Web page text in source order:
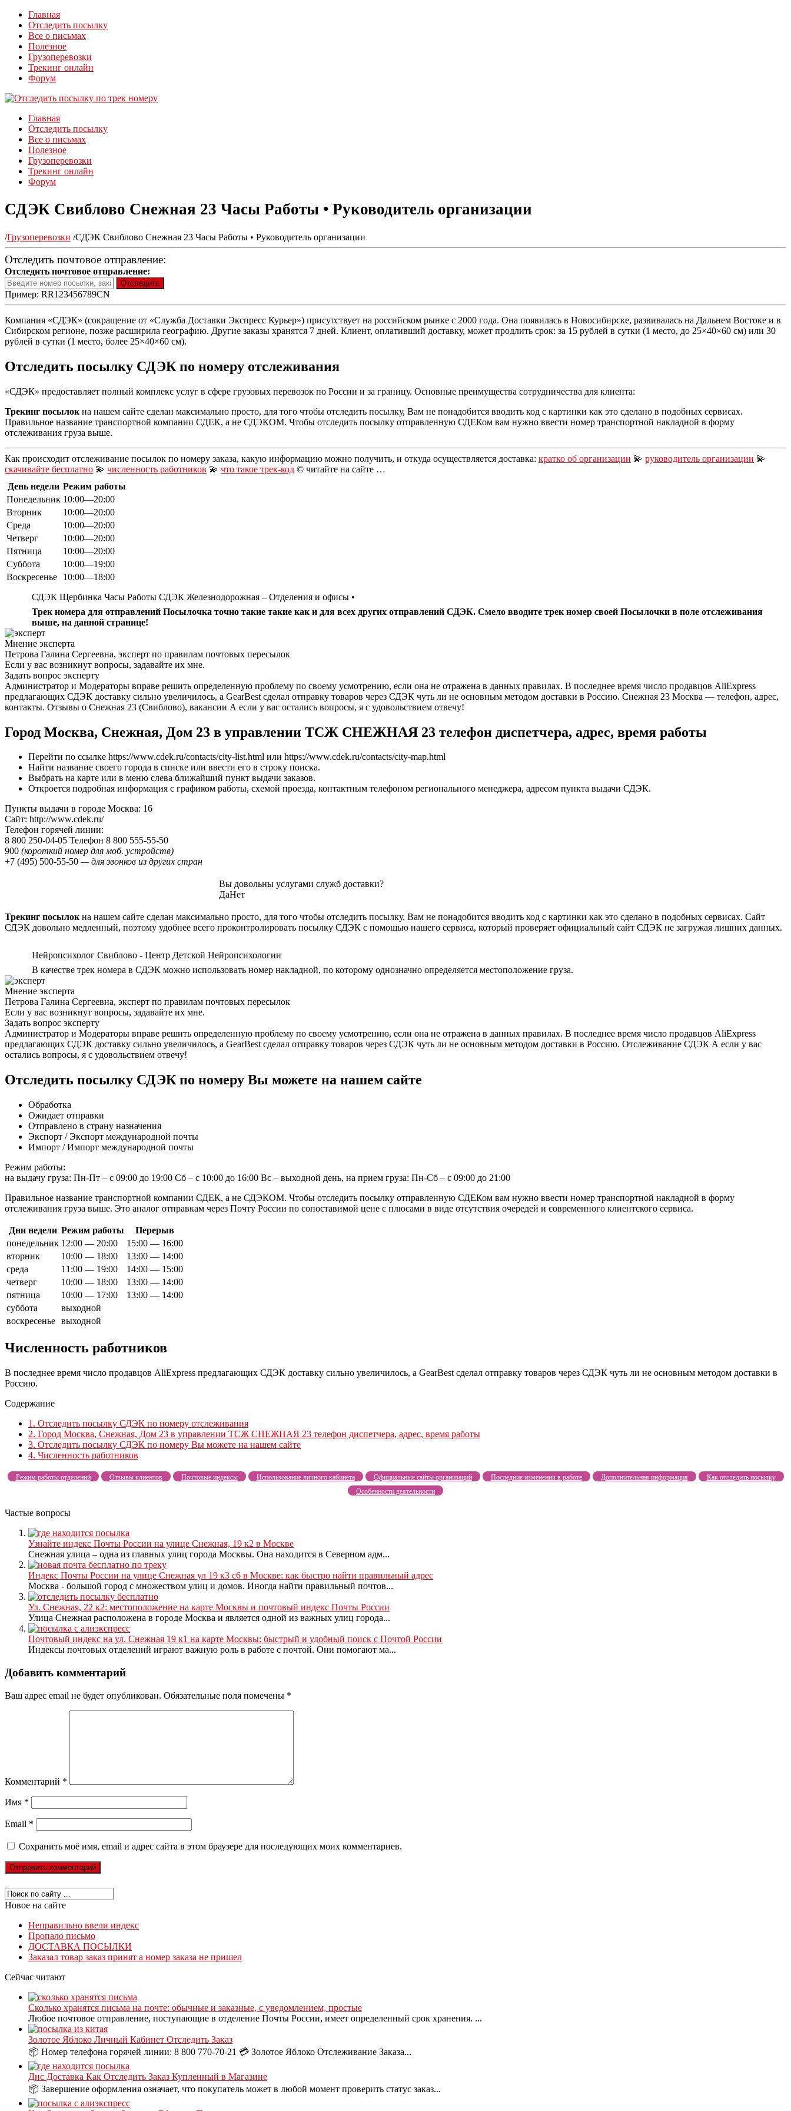
Главная
Отследить посылку
Все о письмах
Полезное
Грузоперевозки
Трекинг онлайн
Форум
Главная
Отследить посылку
Все о письмах
Полезное
Грузоперевозки
Трекинг онлайн
Форум
СДЭК Свиблово Снежная 23 Часы Работы • Руководитель организации
/Грузоперевозки /СДЭК Свиблово Снежная 23 Часы Работы • Руководитель организации
Отследить почтовое отправление:
Отследить почтовое отправление:
Пример: RR123456789CN
Компания «СДЭК» (сокращение от «Служба Доставки Экспресс Курьер») присутствует на российском рынке с 2000 года. Она появилась в Новосибирске, развивалась на Дальнем Востоке и в
Сибирском регионе, позже расширила географию. Другие заказы хранятся 7 дней. Клиент, оплативший доставку, может продлить срок: за 15 рублей в сутки (1 место, до 25×40×60 см) или 30
рублей в сутки (1 место, более 25×40×60 см).
Отследить посылку СДЭК по номеру отслеживания
«СДЭК» предоставляет полный комплекс услуг в сфере грузовых перевозок по России и за границу. Основные преимущества сотрудничества для клиента:
Трекинг посылок на нашем сайте сделан максимально просто, для того чтобы отследить посылку, Вам не понадобится вводить код с картинки как это сделано в подобных сервисах.
Правильное название транспортной компании СДЕК, а не СДЭКОМ. Чтобы отследить посылку отправленную СДЕКом вам нужно ввести номер транспортной накладной в форму
отслеживания груза выше.
Как происходит отслеживание посылок по номеру заказа, какую информацию можно получить, и откуда осуществляется доставка: кратко об организации 💫 руководитель организации 💫
скачивайте бесплатно 💫 численность работников 💫 что такое трек-код © читайте на сайте …
День недели Режим работы
Понедельник 10:00—20:00
Вторник
10:00—20:00
Среда
10:00—20:00
Четверг
10:00—20:00
Пятница
10:00—20:00
Суббота
10:00—19:00
Воскресенье
10:00—18:00
СДЭК Щербинка Часы Работы СДЭК Железнодорожная – Отделения и офисы •
Трек номера для отправлений Посылочка точно такие такие как и для всех других отправлений СДЭК. Смело вводите трек номер своей Посылочки в поле отслеживания
выше, на данной странице!
Мнение эксперта
Петрова Галина Сергеевна, эксперт по правилам почтовых пересылок
Если у вас возникнут вопросы, задавайте их мне.
Задать вопрос эксперту
Администратор и Модераторы вправе решить определенную проблему по своему усмотрению, если она не отражена в данных правилах. В последнее время число продавцов AliExpress
предлагающих СДЭК доставку сильно увеличилось, а GearBest сделал отправку товаров через СДЭК чуть ли не основным методом доставки в Россию. Снежная 23 Москва — телефон, адрес,
контакты. Отзывы о Снежная 23 (Свиблово), вакансии А если у вас остались вопросы, я с удовольствием отвечу!
Город Москва, Снежная, Дом 23 в управлении ТСЖ СНЕЖНАЯ 23 телефон диспетчера, адрес, время работы
Перейти по ссылке https://www.cdek.ru/contacts/city-list.html или https://www.cdek.ru/contacts/city-map.html
Найти название своего города в списке или ввести его в строку поиска.
Выбрать на карте или в меню слева ближайший пункт выдачи заказов.
Откроется подробная информация с графиком работы, схемой проезда, контактным телефоном регионального менеджера, адресом пункта выдачи СДЭК.
Пункты выдачи в городе Москва: 16
Сайт: http://www.cdek.ru/
Телефон горячей линии:
8 800 250-04-05 Телефон 8 800 555-55-50
900 (короткий номер для моб. устройств)
+7 (495) 500-55-50 — для звонков из других стран
Вы довольны услугами служб доставки?
ДаНет
Трекинг посылокна нашем сайте сделан максимально просто, для того чтобы отследить посылку, Вам не понадобится вводить код с картинки как это сделано в подобных сервисах. Сайт
СДЭК довольно медленный, поэтому удобнее всего проконтролировать посылку СДЭК с помощью нашего сервиса, который проверяет официальный сайт СДЭК не загружая лишних данных.
Нейропсихолог Свиблово - Центр Детской Нейропсихологии
В качестве трек номера в СДЭК можно использовать номер накладной, по которому однозначно определяется местоположение груза.
Мнение эксперта
Петрова Галина Сергеевна, эксперт по правилам почтовых пересылок
Если у вас возникнут вопросы, задавайте их мне.
Задать вопрос эксперту
Администратор и Модераторы вправе решить определенную проблему по своему усмотрению, если она не отражена в данных правилах. В последнее время число продавцов AliExpress
предлагающих СДЭК доставку сильно увеличилось, а GearBest сделал отправку товаров через СДЭК чуть ли не основным методом доставки в Россию. Отслеживание СДЭК А если у вас
остались вопросы, я с удовольствием отвечу!
Отследить посылку СДЭК по номеру Вы можете на нашем сайте
Обработка
Ожидает отправки
Отправлено в страну назначения
Экспорт / Экспорт международной почты
Импорт / Импорт международной почты
Режим работы:
на выдачу груза: Пн-Пт – с 09:00 до 19:00 Сб – с 10:00 до 16:00 Вс – выходной день, на прием груза: Пн-Сб – с 09:00 до 21:00
Правильное название транспортной компании СДЕК, а не СДЭКОМ. Чтобы отследить посылку отправленную СДЕКом вам нужно ввести номер транспортной накладной в форму
отслеживания груза выше. Это аналог отправкам через Почту России по сопоставимой цене с плюсами в виде отсутствия очередей и современного клиентского сервиса.
Дни недели Режим работы
Перерыв
понедельник 12:00—20:00 15:00—16:00
вторник
10:00—18:00 13:00—14:00
среда
11:00—19:00 14:00—15:00
четверг
10:00—18:00 13:00—14:00
пятница
10:00—17:00 13:00—14:00
суббота
выходной
воскресенье выходной
Численность работников
В последнее время число продавцов AliExpress предлагающих СДЭК доставку сильно увеличилось, а GearBest сделал отправку товаров через СДЭК чуть ли не основным методом доставки в
Россию.
Содержание
1. Отследить посылку СДЭК по номеру отслеживания
2. Город Москва, Снежная, Дом 23 в управлении ТСЖ СНЕЖНАЯ 23 телефон диспетчера, адрес, время работы
3. Отследить посылку СДЭК по номеру Вы можете на нашем сайте
4. Численность работников
Режим работы отделений Отзывы клиентов Почтовые индексы Использование личного кабинета Официальные сайты организаций Последние изменения в работе Дополнительная информация
Как отследить посылку
Особенности деятельности
Частые вопросы
Узнайте индекс Почты России на улице Снежная, 19 к2 в Москве
Снежная улица – одна из главных улиц города Москвы. Она находится в Северном адм...
Индекс Почты России на улице Снежная ул 19 к3 с6 в Москве: как быстро найти правильный адрес
Москва - большой город с множеством улиц и домов. Иногда найти правильный почтов...
Ул. Снежная, 22 к2: местоположение на карте Москвы и почтовый индекс Почты России
Улица Снежная расположена в городе Москва и является одной из важных улиц города...
Почтовый индекс на ул. Снежная 19 к1 на карте Москвы: быстрый и удобный поиск с Почтой России
Индексы почтовых отделений играют важную роль в работе с почтой. Они помогают ма...
Добавить комментарий
Ваш адрес email не будет опубликован. Обязательные поля помечены *
Комментарий *
Имя *
Email *
Сохранить моё имя, email и адрес сайта в этом браузере для последующих моих комментариев.
Новое на сайте
Неправильно ввели индекс
Пропало письмо
ДОСТАВКА ПОСЫЛКИ
Заказал товар заказ принят а номер заказа не пришел
Сейчас читают
Сколько хранятся письма на почте: обычные и заказные, с уведомлением, простые
Любое почтовое отправление, поступающие в отделение Почты России, имеет определенный срок хранения. ...
Золотое Яблоко Личный Кабинет Отследить Заказ
📦 Номер телефона горячей линии: 8 800 770-70-21 💳 Золотое Яблоко Отслеживание Заказа...
Днс Доставка Как Отследить Заказ Купленный в Магазине
📦 Завершение оформления означает, что покупатель может в любой момент проверить статус заказ...